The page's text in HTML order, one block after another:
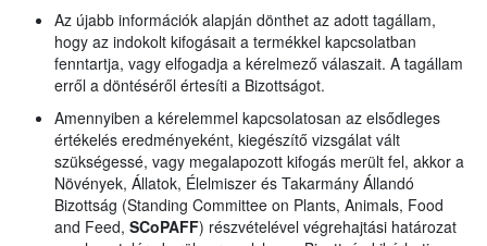
Az újabb információk alapján dönthet az adott tagállam,
hogy az indokolt kifogásait a termékkel kapcsolatban
fenntartja, vagy elfogadja a kérelmező válaszait. A tagállam
erről a döntéséről értesíti a Bizottságot.
Amennyiben a kérelemmel kapcsolatosan az elsődleges
értékelés eredményeként, kiegészítő vizsgálat vált
szükségessé, vagy megalapozott kifogás merült fel, akkor a
Növények, Állatok, Élelmiszer és Takarmány Állandó
Bizottság (Standing Committee on Plants, Animals, Food
and Feed, SCoPAFF) részvételével végrehajtási határozat